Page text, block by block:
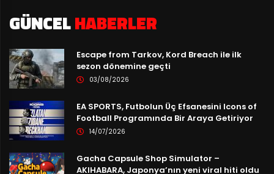
GÜNCELHABERLER
Escape from Tarkov, Kord Breach ile ilk
sezon dönemine geçti
03/08/2026
EA SPORTS, Futbolun Üç Efsanesini Icons of
Football Programında Bir Araya Getiriyor
14/07/2026
Gacha Capsule Shop Simulator –
AKIHABARA, Japonya’nın yeni viral hiti oldu